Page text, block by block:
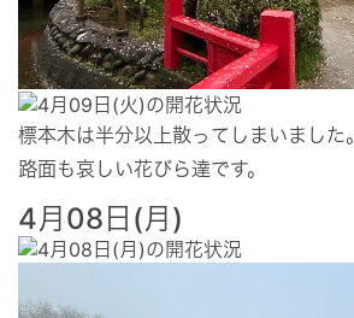
標本木は半分以上散ってしまいました。
路面も哀しい花びら達です。
4月08日(月)